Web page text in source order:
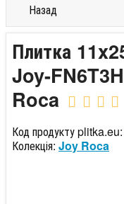
Назад
Плитка
Joy-
Roca
Код продукту plitka.eu:
Колекція: Joy Roca